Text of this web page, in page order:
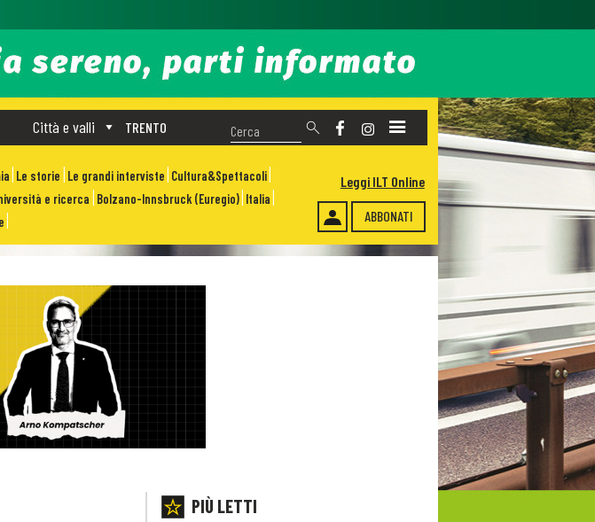
TRENTO
Città e valli
Le storie Le grandi interviste Cultura&Spettacoli
e ricerca Bolzano-Innsbruck (Euregio) Italia
ABBONATI
Leggi ILT Online
PIÙ LETTI